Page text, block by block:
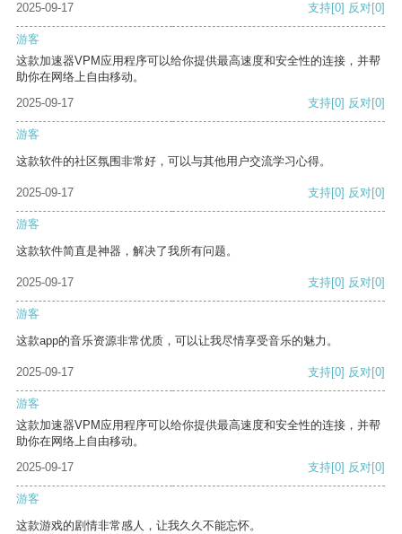
2025-09-17
支持[0] 反对[0]
游客
这款加速器VPM应用程序可以给你提供最高速度和安全性的连接，并帮
助你在网络上自由移动。
2025-09-17
支持[0] 反对[0]
游客
这款软件的社区氛围非常好，可以与其他用户交流学习心得。
2025-09-17 支持[0] 反对[0]
游客
这款软件简直是神器，解决了我所有问题。
2025-09-17 支持[0] 反对[0]
游客
这款app的音乐资源非常优质，可以让我尽情享受音乐的魅力。
2025-09-17 支持[0] 反对[0]
游客
这款加速器VPM应用程序可以给你提供最高速度和安全性的连接，并帮
助你在网络上自由移动。
2025-09-17
支持[0] 反对[0]
游客
这款游戏的剧情非常感人，让我久久不能忘怀。